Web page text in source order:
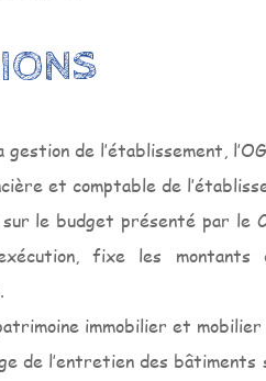
gestion de l’établissement,
et comptable de
sur le budget présenté par le
fixe les
immobilier et mobilier
de l’entretien des